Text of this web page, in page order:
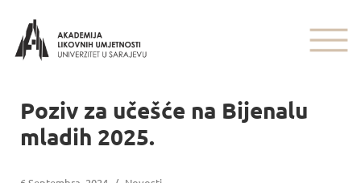
Poziv za učešće na Bijenalu
mladih 2025.